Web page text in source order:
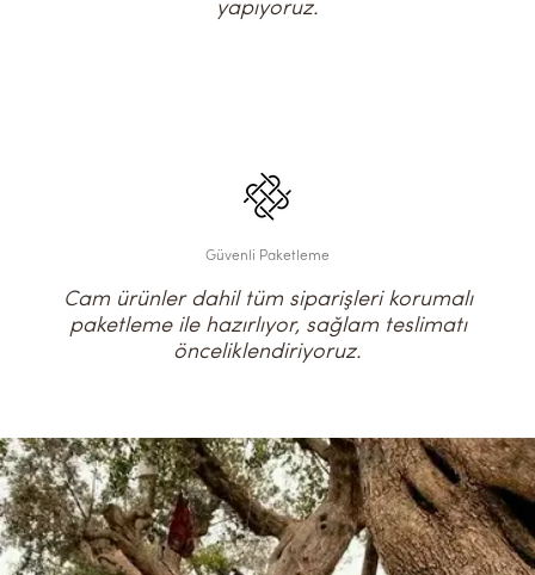
yapıyoruz.
Güvenli Paketleme
Cam ürünler dahil tüm siparişleri korumalı
paketleme ile hazırlıyor, sağlam teslimatı
önceliklendiriyoruz.